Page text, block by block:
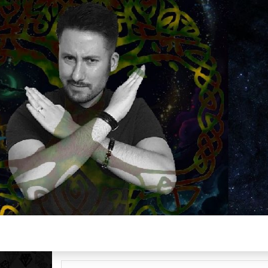
Plus de 2800 critiques de films